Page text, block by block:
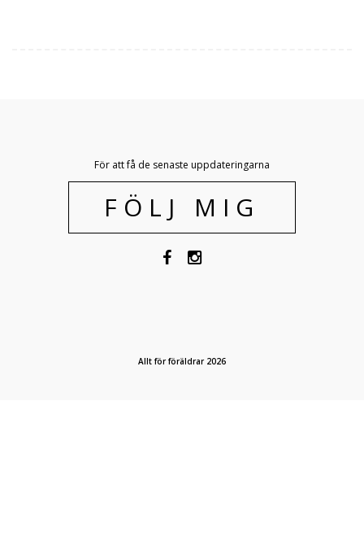
För att få de senaste uppdateringarna
FÖLJ MIG
Allt för föräldrar 2026